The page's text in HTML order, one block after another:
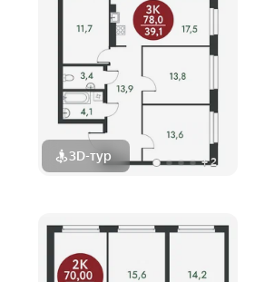
3D-тур +2